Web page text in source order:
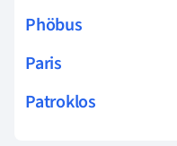
Phöbus
Paris
Patroklos